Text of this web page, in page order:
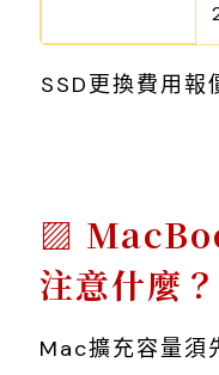
SSD更換費用報
注意什麼？
Mac擴充容量須